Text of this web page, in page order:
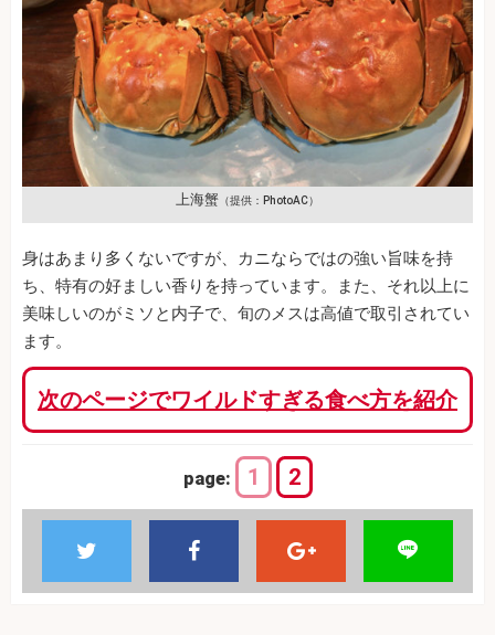
上海蟹 （提供：PhotoAC）
身はあまり多くないですが、カニならではの強い旨味を持
ち、特有の好ましい香りを持っています。また、それ以上に
美味しいのがミソと内子で、旬のメスは高値で取引されてい
ます。
次のページでワイルドすぎる食べ方を紹介
page: 1 2